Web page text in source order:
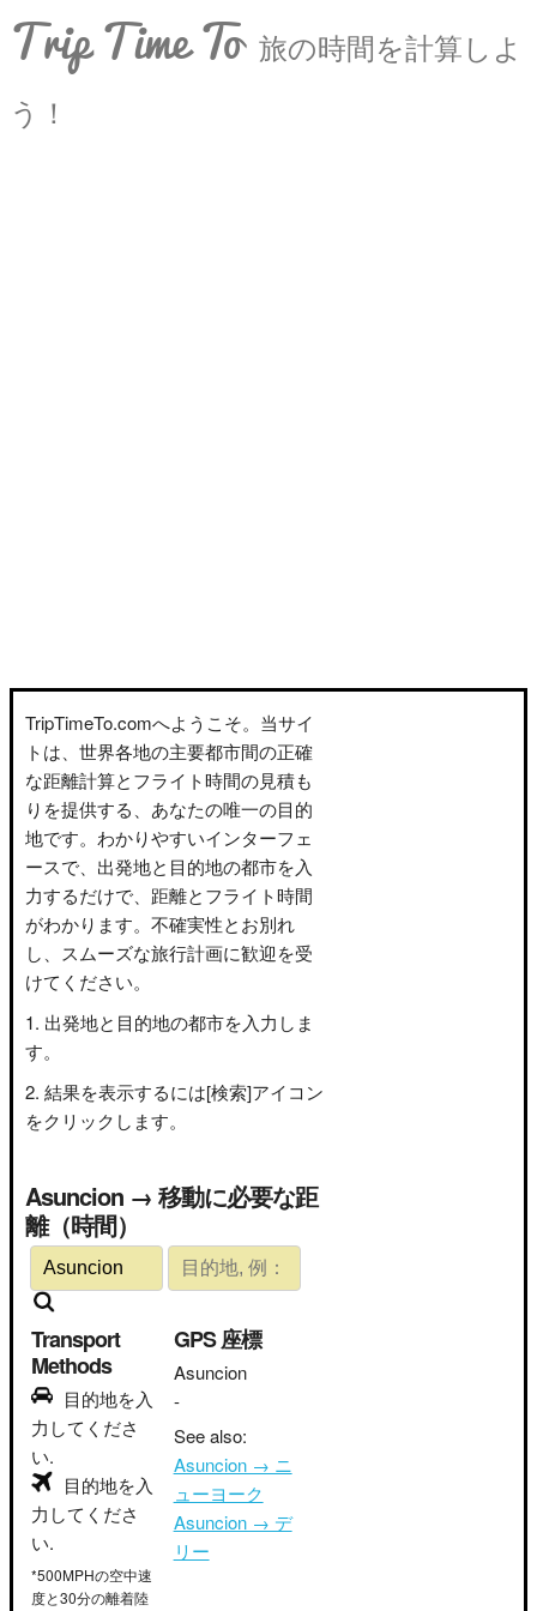
Trip Time To 旅の時間を計算しよ
う！
TripTimeTo.comへようこそ。当サイ
トは、世界各地の主要都市間の正確
な距離計算とフライト時間の見積も
りを提供する、あなたの唯一の目的
地です。わかりやすいインターフェ
ースで、出発地と目的地の都市を入
力するだけで、距離とフライト時間
がわかります。不確実性とお別れ
し、スムーズな旅行計画に歓迎を受
けてください。
出発地と目的地の都市を入力しま
す。
結果を表示するには[検索]アイコン
をクリックします。
Asuncion → 移動に必要な距
離（時間）
Transport
Methods
目的地を入
力してくださ
い.
目的地を入
力してくださ
い.
*500MPHの空中速
度と30分の離着陸
GPS 座標
Asuncion
-
See also:
Asuncion → ニ
ューヨーク
Asuncion → デ
リー